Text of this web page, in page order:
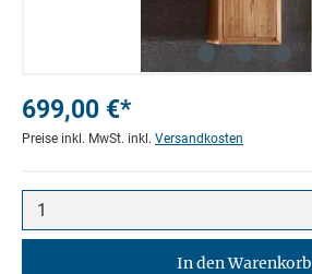
699,00 €*
Preise inkl. MwSt. inkl. Versandkosten
In den Warenkorb